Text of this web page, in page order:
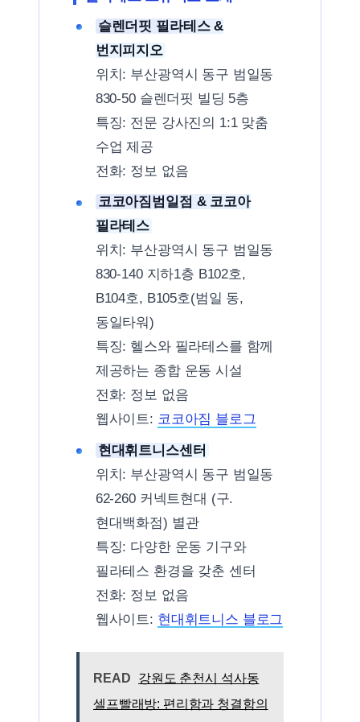
슬렌더핏 필라테스 &
번지피지오
위치: 부산광역시 동구 범일동
830-50 슬렌더핏 빌딩 5층
특징: 전문 강사진의 1:1 맞춤
수업 제공
전화: 정보 없음
코코아짐범일점 & 코코아
필라테스
위치: 부산광역시 동구 범일동
830-140 지하1층 B102호,
B104호, B105호(범일 동,
동일타워)
특징: 헬스와 필라테스를 함께
제공하는 종합 운동 시설
전화: 정보 없음
웹사이트: 코코아짐 블로그
현대휘트니스센터
위치: 부산광역시 동구 범일동
62-260 커넥트현대 (구.
현대백화점) 별관
특징: 다양한 운동 기구와
필라테스 환경을 갖춘 센터
전화: 정보 없음
웹사이트: 현대휘트니스 블로그
READ
강원도 춘천시 석사동
셀프빨래방: 편리함과 청결함의